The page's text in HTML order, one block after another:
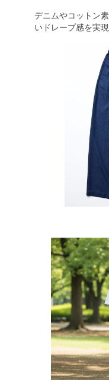
デニムやコットン
いドレープ感を実現